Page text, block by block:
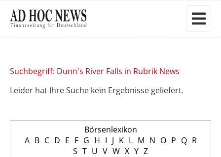
Suchbegriff: Dunn's River Falls in Rubrik News
Leider hat Ihre Suche kein Ergebnisse geliefert.
Börsenlexikon
A B C D E F G H I J K L M N O P Q R
S T U V W X Y Z